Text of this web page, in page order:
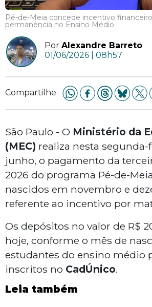
Pé-de-Meia concede incentivo
permanência no Ensino Médio
Por Alexandre Barreto
01/06/2026 | 08h57
Compartilhe
São Paulo - O Ministério da
(MEC) realiza nesta segunda-
junho, o pagamento da
2026 do programa Pé-de-
nascidos em novembro e
referente ao incentivo por
Os depósitos no valor de R$
hoje, conforme o mês de
estudantes do ensino médio
inscritos no CadÚnico.
Leia também